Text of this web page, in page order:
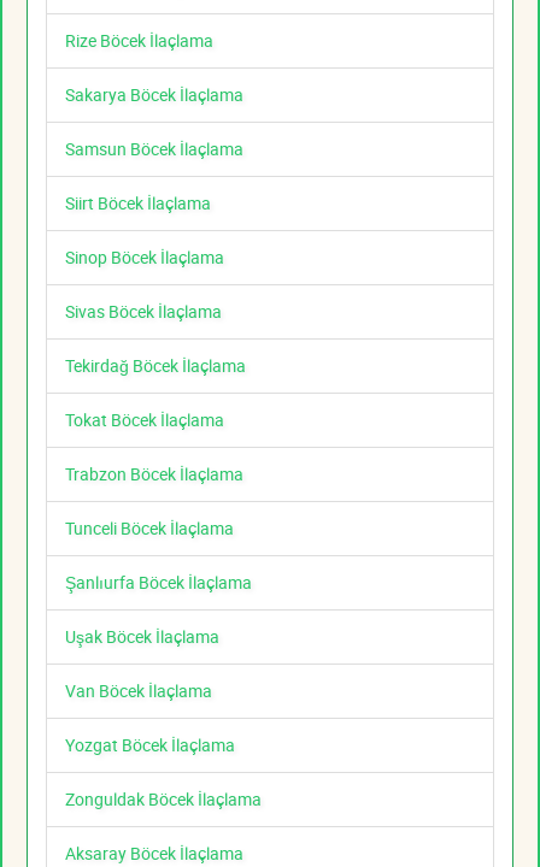
Rize Böcek İlaçlama
Sakarya Böcek İlaçlama
Samsun Böcek İlaçlama
Siirt Böcek İlaçlama
Sinop Böcek İlaçlama
Sivas Böcek İlaçlama
Tekirdağ Böcek İlaçlama
Tokat Böcek İlaçlama
Trabzon Böcek İlaçlama
Tunceli Böcek İlaçlama
Şanlıurfa Böcek İlaçlama
Uşak Böcek İlaçlama
Van Böcek İlaçlama
Yozgat Böcek İlaçlama
Zonguldak Böcek İlaçlama
Aksaray Böcek İlaçlama